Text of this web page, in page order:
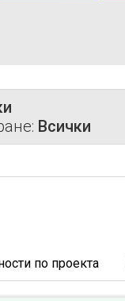
Всички
по проекта